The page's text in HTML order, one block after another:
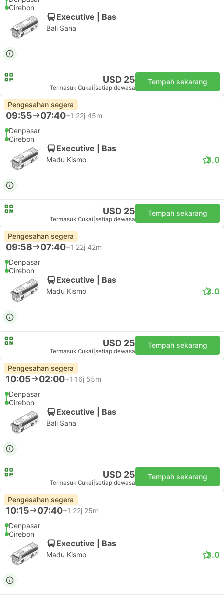
Cirebon
Executive | Bas
Bali Sana
USD 25
Termasuk Cukai setiap dewasa
Tempah sekarang
Pengesahan segera
09:55 07:40+1 22j 45m
Denpasar
Cirebon
Executive | Bas
Madu Kismo 3.0
USD 25
Termasuk Cukai setiap dewasa
Tempah sekarang
Pengesahan segera
09:58 07:40+1 22j 42m
Denpasar
Cirebon
Executive | Bas
Madu Kismo 3.0
USD 25
Termasuk Cukai setiap dewasa
Tempah sekarang
Pengesahan segera
10:05 02:00+1 16j 55m
Denpasar
Cirebon
Executive | Bas
Bali Sana
USD 25
Termasuk Cukai setiap dewasa
Tempah sekarang
Pengesahan segera
10:15 07:40+1 22j 25m
Denpasar
Cirebon
Executive | Bas
Madu Kismo 3.0